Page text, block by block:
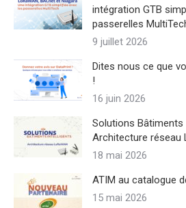
intégration GTB
passerelles
9 juillet 2026
Dites nous ce que
!
16 juin 2026
Solutions Bâtiments
Architecture réseau
18 mai 2026
ATIM au catalogue
15 mai 2026